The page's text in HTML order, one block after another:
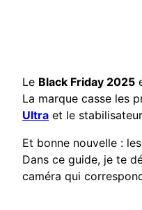
Le Black Friday 2025
La marque casse les
Ultra et le
Et bonne nouvelle :
Dans ce guide, je te
caméra qui